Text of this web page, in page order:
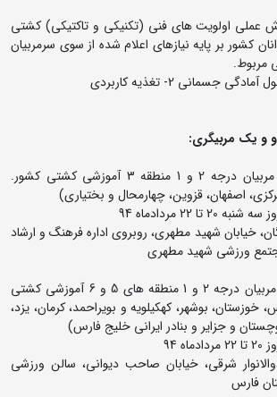
عملی اولویت های فنی (تکنیکی و تاکتیکی) کشتی
کشور بر پایه نیازهای اعلام شده از سوی سرمربیان
مربوط.
و یک مربیگری:
1- کارگاه دانش افزایی مربیان درجه 2 و 1 منطقه 3 آموزشی کشتی کشور.
اصفهان، قزوین، چهارمحال و بختیاری)
خیابان شهید مطهری، روبروی اداره فرهنگ و ارشاد
ورزشی شهید مطهری
2- کارگاه دانش افزایی مربیان درجه 2 و 1 منطقه های 5 و 6 آموزشی کشتی
بوشهر، کهکیلویه و بویراحمد، کرمان، یزد،
و جزایر و بنادر ایرانی خلیج فارس)
شرقی، خیابان صاحب دیوانی، سالن ورزشی
فارس